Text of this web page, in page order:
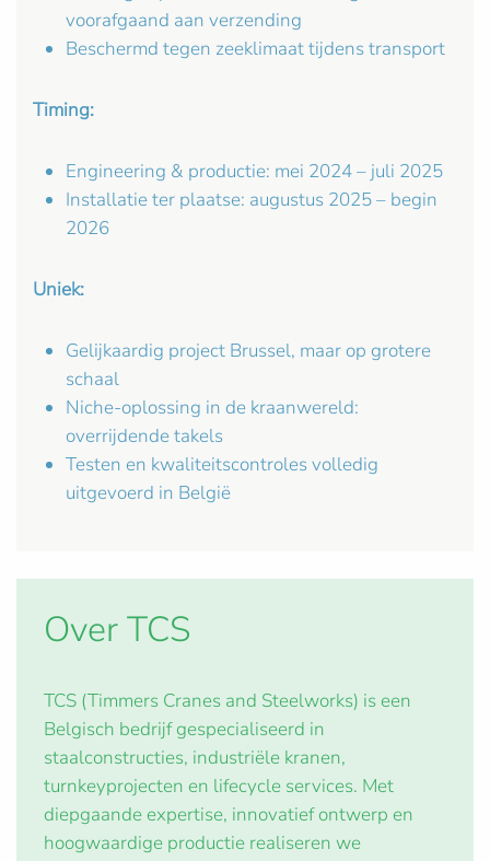
voorafgaand aan verzending
Beschermd tegen zeeklimaat tijdens transport
Timing:
Engineering & productie: mei 2024 – juli 2025
Installatie ter plaatse: augustus 2025 – begin
2026
Uniek:
Gelijkaardig project Brussel, maar op grotere
schaal
Niche-oplossing in de kraanwereld:
overrijdende takels
Testen en kwaliteitscontroles volledig
uitgevoerd in België
Over TCS
TCS (Timmers Cranes and Steelworks) is een
Belgisch bedrijf gespecialiseerd in
staalconstructies, industriële kranen,
turnkeyprojecten en lifecycle services. Met
diepgaande expertise, innovatief ontwerp en
hoogwaardige productie realiseren we